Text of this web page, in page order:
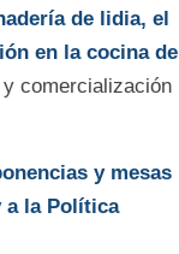
de lidia, el
en la cocina de
comercialización
y mesas
a la Política